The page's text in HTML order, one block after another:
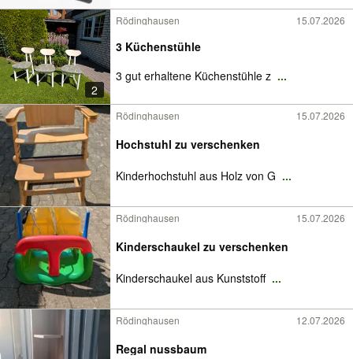
2
Rödinghausen 15.07.2026
3 Küchenstühle
3 gut erhaltene Küchenstühle z ...
Rödinghausen 15.07.2026
Hochstuhl zu verschenken
Kinderhochstuhl aus Holz von G ...
Rödinghausen 15.07.2026
Kinderschaukel zu verschenken
Kinderschaukel aus Kunststoff ...
Rödinghausen 12.07.2026
Regal nussbaum